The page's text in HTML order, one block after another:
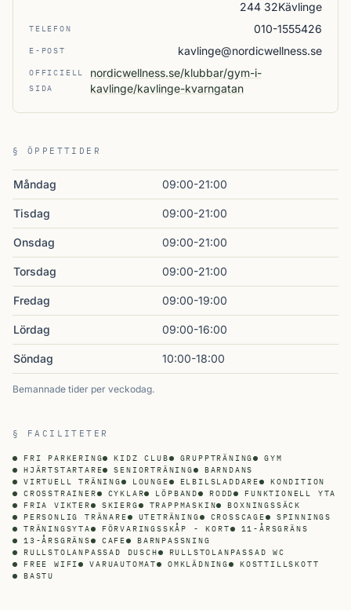
244 32Kävlinge
TELEFON 010-1555426
E-POST kavlinge@nordicwellness.se
OFFICIELL
SIDA
nordicwellness.se/klubbar/gym-i-
kavlinge/kavlinge-kvarngatan
§ ÖPPETTIDER
Måndag 09:00-21:00
Tisdag 09:00-21:00
Onsdag 09:00-21:00
Torsdag 09:00-21:00
Fredag 09:00-19:00
Lördag 09:00-16:00
Söndag 10:00-18:00
Bemannade tider per veckodag.
§ FACILITETER
FRI PARKERING KIDZ CLUB GRUPPTRÄNING
GYM
HJÄRTSTARTARE
SENIORTRÄNING
BARNDANS
VIRTUELL TRÄNING
LOUNGE ELBILSLADDARE
KONDITION
CROSSTRAINER
CYKLAR LÖPBAND RODD
FUNKTIONELL YTA
FRIA VIKTER
SKIERG TRAPPMASKIN
BOXNINGSSÄCK
PERSONLIG TRÄNARE
UTETRÄNING CROSSCAGE
SPINNINGS
TRÄNINGSYTA
FÖRVARINGSSKÅP - KORT
11-ÅRSGRÄNS
13-ÅRSGRÄNS
CAFE
BARNPASSNING
RULLSTOLANPASSAD DUSCH
RULLSTOLANPASSAD WC
FREE WIFI
VARUAUTOMAT OMKLÄDNING
KOSTTILLSKOTT
BASTU